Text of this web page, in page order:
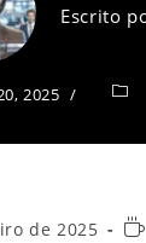
Escrito
2025
de 2025